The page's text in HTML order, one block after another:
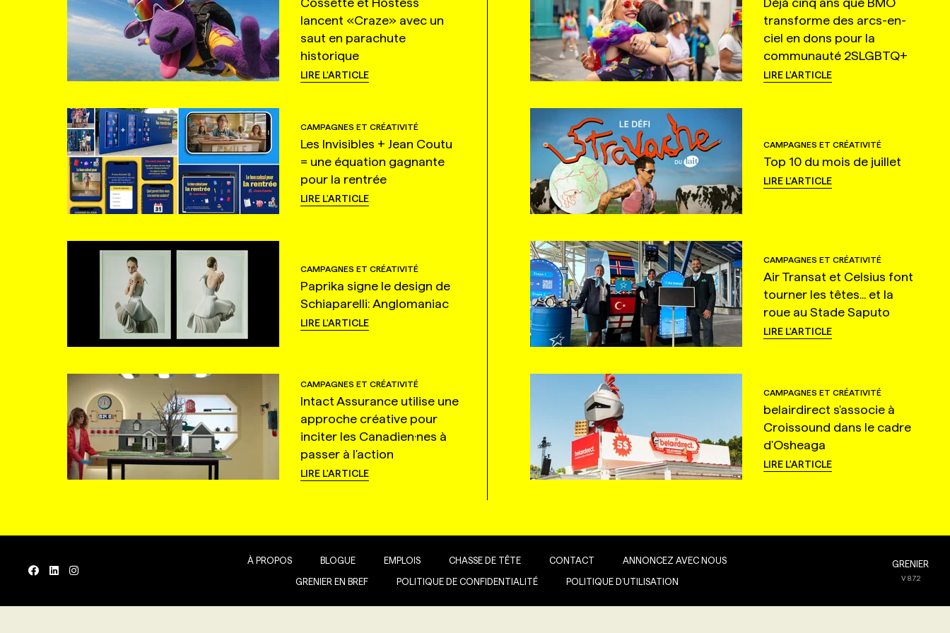
lancent «Craze» avec un
saut en parachute
historique
LIRE L'ARTICLE
transforme des arcs-en-
ciel en dons pour la
communauté 2SLGBTQ+
LIRE L'ARTICLE
CAMPAGNES ET CRÉATIVITÉ
Les Invisibles + Jean Coutu
= une équation gagnante
pour la rentrée
LIRE L'ARTICLE
CAMPAGNES ET CRÉATIVITÉ
Top 10 du mois de juillet
LIRE L'ARTICLE
CAMPAGNES ET CRÉATIVITÉ
Paprika signe le design de
Schiaparelli: Anglomaniac
LIRE L'ARTICLE
CAMPAGNES ET CRÉATIVITÉ
Air Transat et Celsius font
tourner les têtes... et la
roue au Stade Saputo
LIRE L'ARTICLE
CAMPAGNES ET CRÉATIVITÉ
Intact Assurance utilise une
approche créative pour
inciter les Canadien·nes à
passer à l'action
LIRE L'ARTICLE
CAMPAGNES ET CRÉATIVITÉ
belairdirect s'associe à
Croissound dans le cadre
d'Osheaga
LIRE L'ARTICLE
À PROPOS BLOGUE EMPLOIS CHASSE DE TÊTE CONTACT ANNONCEZ AVEC NOUS
GRENIER EN BREF POLITIQUE DE CONFIDENTIALITÉ POLITIQUE D’UTILISATION
GRENIER
V8.7.2